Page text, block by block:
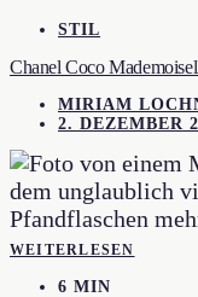
STIL
Chanel Coco
MIRIAM
2. DEZEMBER
WEITERLESEN
6 MIN